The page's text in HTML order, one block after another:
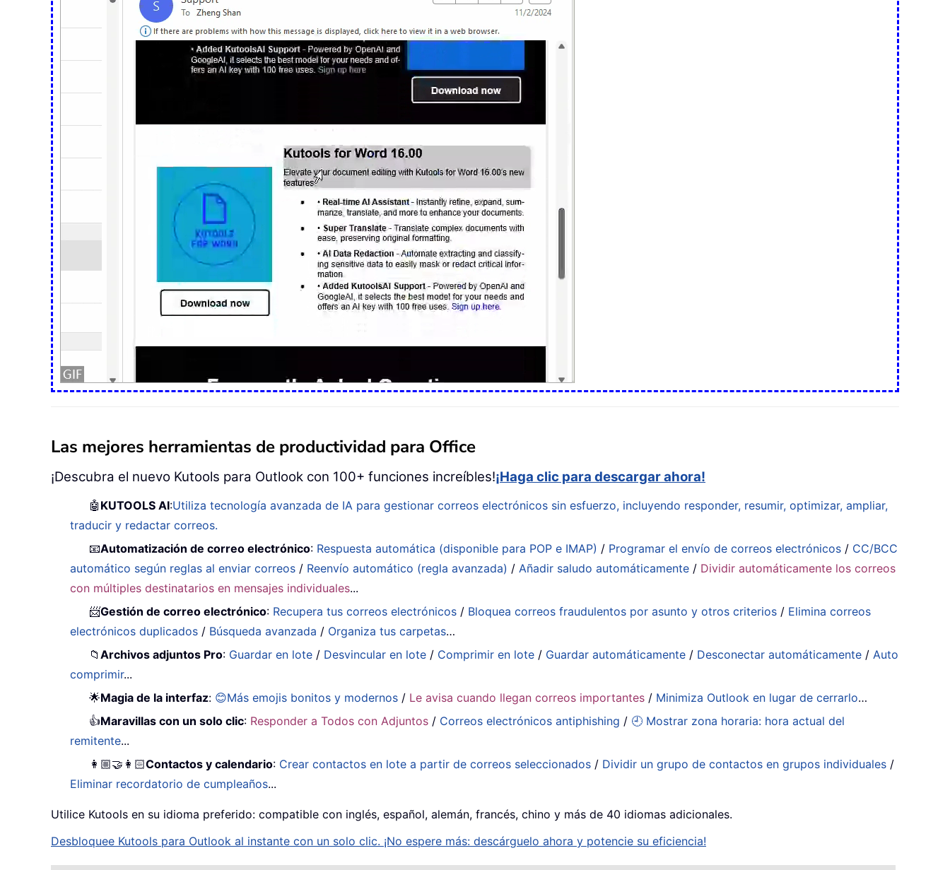
Las mejores herramientas de productividad para Office
¡Descubra el nuevo Kutools para Outlook con 100+ funciones increíbles!¡Haga clic para descargar ahora!
🤖 KUTOOLS AI:Utiliza tecnología avanzada de IA para gestionar correos electrónicos sin esfuerzo, incluyendo responder, resumir, optimizar, ampliar,
traducir y redactar correos.
📧Automatización de correo electrónico: Respuesta automática (disponible para POP e IMAP) / Programar el envío de correos electrónicos / CC/BCC
automático según reglas al enviar correos / Reenvío automático (regla avanzada) /Añadir saludo automáticamente / Dividir automáticamente los correos
con múltiples destinatarios en mensajes individuales...
📨Gestión de correo electrónico: Recupera tus correos electrónicos / Bloquea correos fraudulentos por asunto y otros criterios / Elimina correos
electrónicos duplicados / Búsqueda avanzada / Organiza tus carpetas…
📁Archivos adjuntos Pro: Guardar en lote / Desvincular en lote / Comprimir en lote / Guardar automáticamente / Desconectar automáticamente /Auto
comprimir...
🌟Magia de la interfaz: 😊Más emojis bonitos y modernos / Le avisa cuando llegan correos importantes / Minimiza Outlook en lugar de cerrarlo…
👍Maravillas con un solo clic: Responder a Todos con Adjuntos / Correos electrónicos antiphishing / 🕘 Mostrar zona horaria: hora actual del
remitente...
👩🏼‍🤝‍👩🏻Contactos y calendario: Crear contactos en lote a partir de correos seleccionados / Dividir un grupo de contactos en grupos individuales /
Eliminar recordatorio de cumpleaños...
Utilice Kutools en su idioma preferido: compatible con inglés, español, alemán, francés, chino y más de 40 idiomas adicionales.
Desbloquee Kutools para Outlook al instante con un solo clic. ¡No espere más: descárguelo ahora y potencie su eficiencia!